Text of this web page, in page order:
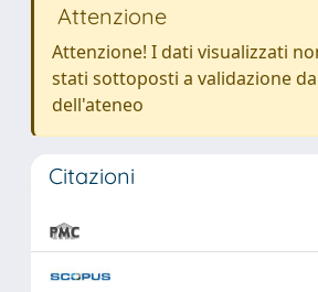
Attenzione
Attenzione! I dati visualizzati
stati sottoposti a validazione
dell'ateneo
Citazioni